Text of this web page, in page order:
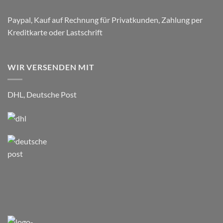
Paypal, Kauf auf Rechnung für Privatkunden, Zahlung per
Kreditkarte oder Lastschrift
WIR VERSENDEN MIT
DHL, Deutsche Post